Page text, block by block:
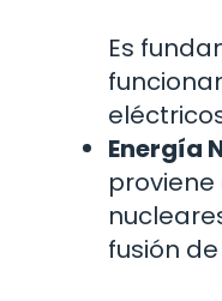
Es
Energía
fusión